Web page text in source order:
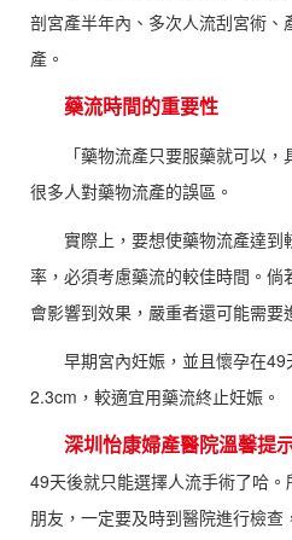
剖宮產半年內、多次人流刮宮術
產。
藥流時間的重要性
「藥物流產只要服藥就可以
很多人對藥物流產的誤區。
實際上，要想使藥物流產達
率，必須考慮藥流的較佳時間。
會影響到效果，嚴重者還可能需要
早期宮內妊娠，並且懷孕在
2.3cm，較適宜用藥流終止妊娠。
深圳怡康婦產醫院溫馨提
49天後就只能選擇人流手術了哈
朋友，一定要及時到醫院進行檢